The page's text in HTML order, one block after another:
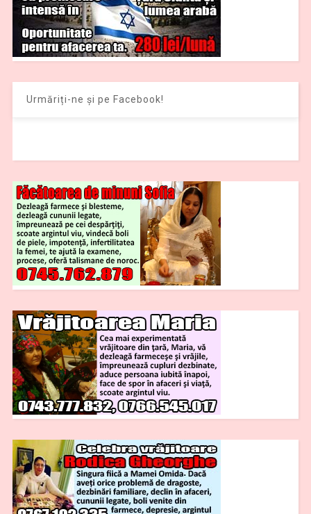
Urmăriți-ne și pe Facebook!